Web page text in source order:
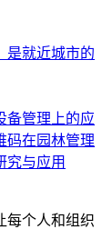
是就近城市的
备管理上的应
码在园林管理
究与应用
每个人和组织